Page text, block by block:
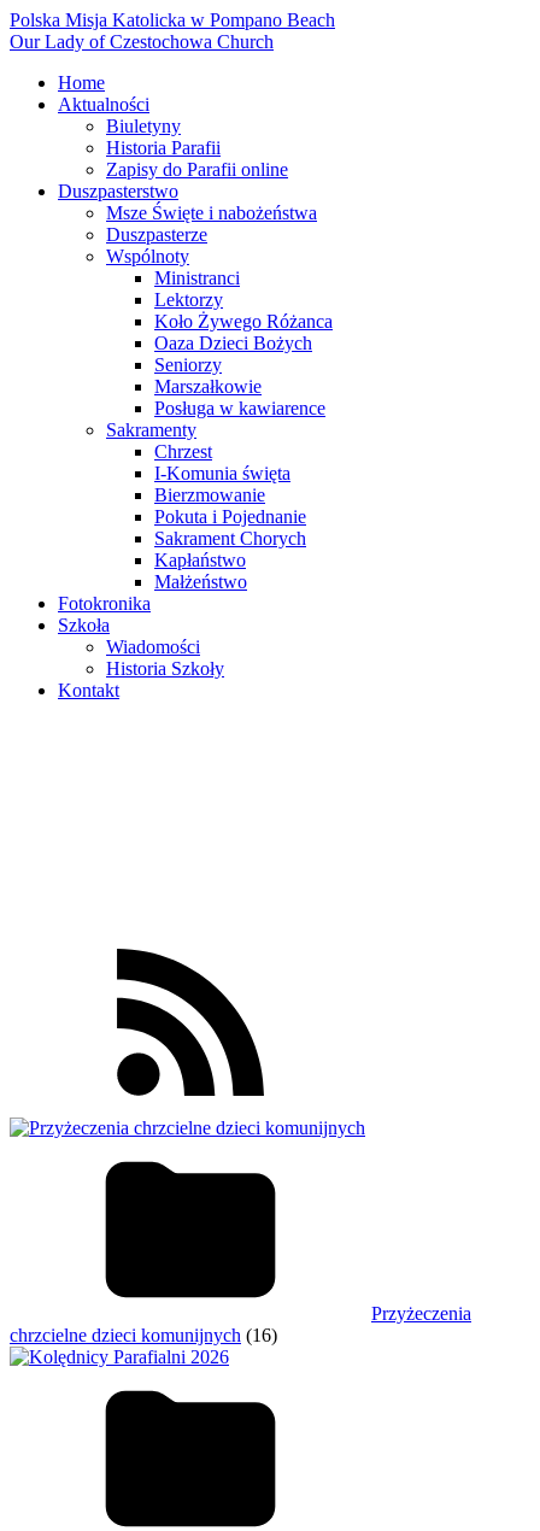
Polska Misja Katolicka w Pompano Beach
Our Lady of Czestochowa Church
Home
Aktualności
Biuletyny
Historia Parafii
Zapisy do Parafii online
Duszpasterstwo
Msze Święte i nabożeństwa
Duszpasterze
Wspólnoty
Ministranci
Lektorzy
Koło Żywego Różanca
Oaza Dzieci Bożych
Seniorzy
Marszałkowie
Posługa w kawiarence
Sakramenty
Chrzest
I-Komunia święta
Bierzmowanie
Pokuta i Pojednanie
Sakrament Chorych
Kapłaństwo
Małżeństwo
Fotokronika
Szkoła
Wiadomości
Historia Szkoły
Kontakt
Przyżeczenia
chrzcielne dzieci komunijnych (16)